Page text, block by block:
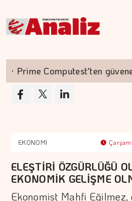
Prime Computest'ten güvene
EKONOMİ
ELEŞTİRİ ÖZGÜRLÜĞÜ
EKONOMİK GELİŞME
Ekonomist Mahfi